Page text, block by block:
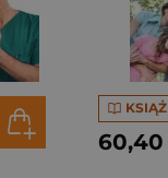
60,40